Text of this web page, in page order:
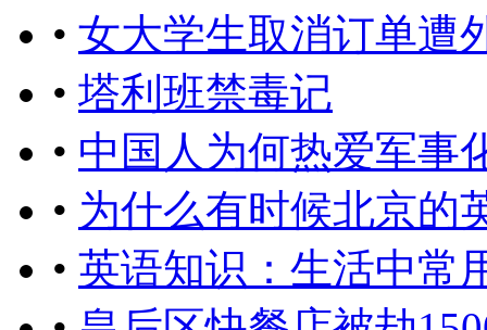
• 女大学生取消订单遭
• 塔利班禁毒记
• 中国人为何热爱军事
• 为什么有时候北京的
• 英语知识：生活中常